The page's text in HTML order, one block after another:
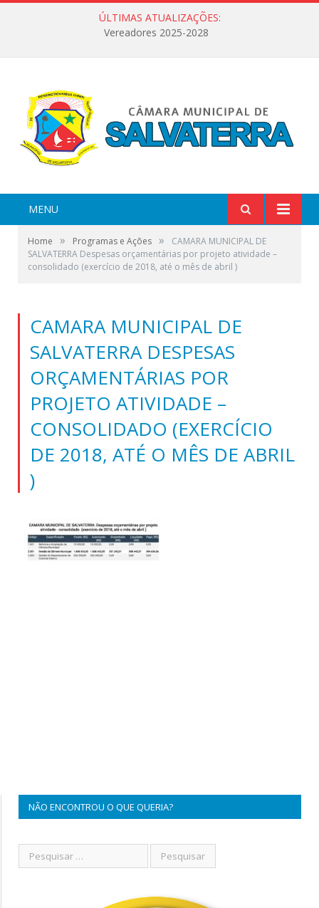
ÚLTIMAS ATUALIZAÇÕES:
Vereadores 2025-2028
MENU
Home » Programas e Ações »
CAMARA MUNICIPAL DE
SALVATERRA Despesas orçamentárias por projeto atividade –
consolidado (exercício de 2018, até o mês de abril )
CAMARA MUNICIPAL DE
SALVATERRA DESPESAS
ORÇAMENTÁRIAS POR
PROJETO ATIVIDADE –
CONSOLIDADO (EXERCÍCIO
DE 2018, ATÉ O MÊS DE ABRIL
)
NÃO ENCONTROU O QUE QUERIA?